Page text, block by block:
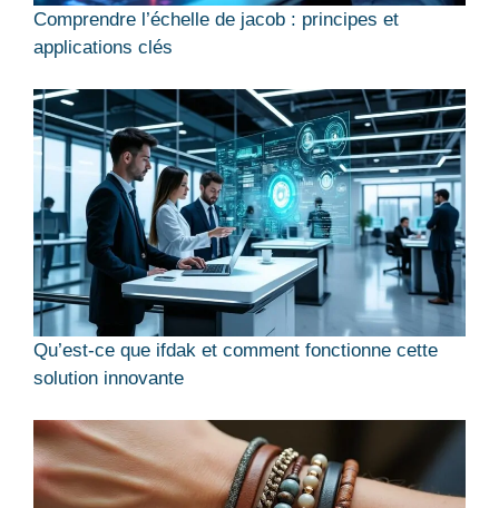
Comprendre l’échelle de jacob : principes et
applications clés
Qu’est-ce que ifdak et comment fonctionne cette
solution innovante